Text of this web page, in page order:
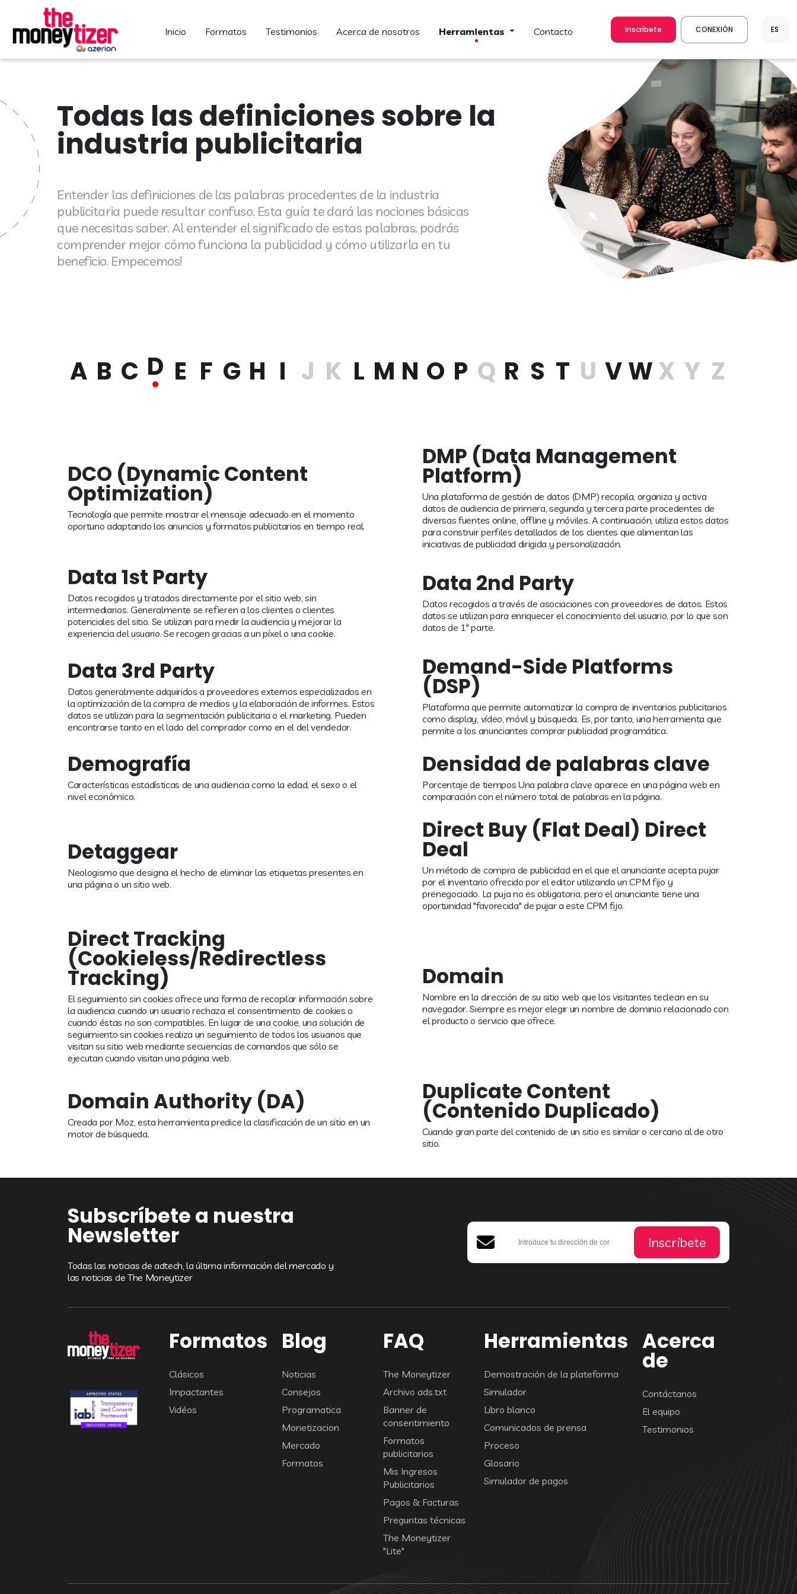
inicio formatos testimonios acerca de nosotros herramientas contacto Inscríbete CONEXIÓN
Todas las definiciones sobre la
industria publicitaria
Entender las definiciones de las palabras procedentes de la industria
publicitaria puede resultar confuso. Esta guía te dará las nociones básicas
que necesitas saber. Al entender el significado de estas palabras, podrás
comprender mejor cómo funciona la publicidad y cómo utilizarla en tu
beneficio. Empecemos!
A B C D E F G H I J K L M N O P Q R S T U VWX Y Z
DCO (Dynamic Content
Optimization)
Tecnología que permite mostrar el mensaje adecuado en el momento
oportuno adaptando los anuncios y formatos publicitarios en tiempo real.
DMP (Data Management
Platform)
Una plataforma de gestión de datos (DMP) recopila, organiza y activa
datos de audiencia de primera, segunda y tercera parte procedentes de
diversas fuentes online, offline y móviles. A continuación, utiliza estos datos
para construir perfiles detallados de los clientes que alimentan las
iniciativas de publicidad dirigida y personalización.
Data 1st Party
Datos recogidos y tratados directamente por el sitio web, sin
intermediarios. Generalmente se refieren a los clientes o clientes
potenciales del sitio. Se utilizan para medir la audiencia y mejorar la
experiencia del usuario. Se recogen gracias a un píxel o una cookie.
Data 2nd Party
Datos recogidos a través de asociaciones con proveedores de datos. Estos
datos se utilizan para enriquecer el conocimiento del usuario, por lo que son
datos de 1ª parte.
Data 3rd Party
Datos generalmente adquiridos a proveedores externos especializados en
la optimización de la compra de medios y la elaboración de informes. Estos
datos se utilizan para la segmentación publicitaria o el marketing. Pueden
encontrarse tanto en el lado del comprador como en el del vendedor.
Demand-Side Platforms
(DSP)
Plataforma que permite automatizar la compra de inventarios publicitarios
como display, vídeo, móvil y búsqueda. Es, por tanto, una herramienta que
permite a los anunciantes comprar publicidad programática.
Demografía
Características estadísticas de una audiencia como la edad, el sexo o el
nivel económico.
Densidad de palabras clave
Porcentaje de tiempos Una palabra clave aparece en una página web en
comparación con el número total de palabras en la página.
Detaggear
Neologismo que designa el hecho de eliminar las etiquetas presentes en
una página o un sitio web.
Direct Buy (Flat Deal) Direct
Deal
Un método de compra de publicidad en el que el anunciante acepta pujar
por el inventario ofrecido por el editor utilizando un CPM fijo y
prenegociado. La puja no es obligatoria, pero el anunciante tiene una
oportunidad "favorecida" de pujar a este CPM fijo.
Direct Tracking
(Cookieless/Redirectless
Tracking)
El seguimiento sin cookies ofrece una forma de recopilar información sobre
la audiencia cuando un usuario rechaza el consentimiento de cookies o
cuando éstas no son compatibles. En lugar de una cookie, una solución de
seguimiento sin cookies realiza un seguimiento de todos los usuarios que
visitan su sitio web mediante secuencias de comandos que sólo se
ejecutan cuando visitan una página web.
Domain
Nombre en la dirección de su sitio web que los visitantes teclean en su
navegador. Siempre es mejor elegir un nombre de dominio relacionado con
el producto o servicio que ofrece.
Domain Authority (DA)
Creada por Moz, esta herramienta predice la clasificación de un sitio en un
motor de búsqueda.
Duplicate Content
(Contenido Duplicado)
Cuando gran parte del contenido de un sitio es similar o cercano al de otro
sitio.
Subscríbete a nuestra
Newsletter
Todas las noticias de adtech, la última información del mercado y
las noticias de The Moneytizer
Inscríbete
Formatos
Clásicos
Impactantes
Vidéos
Blog
Noticias
Consejos
Programatica
Monetizacion
Mercado
Formatos
FAQ
The Moneytizer
Archivo ads.txt
Banner de
consentimiento
Formatos
publicitarios
Mis Ingresos
Publicitarios
Pagos & Facturas
Preguntas técnicas
The Moneytizer
"Lite"
Herramientas
Demostración de la plateforma
Simulador
Libro blanco
Comunicados de prensa
Proceso
Glosario
Simulador de pagos
Acerca
de
Contáctanos
El equipo
Testimonios